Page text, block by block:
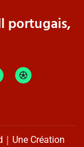
portugais,
Une Création